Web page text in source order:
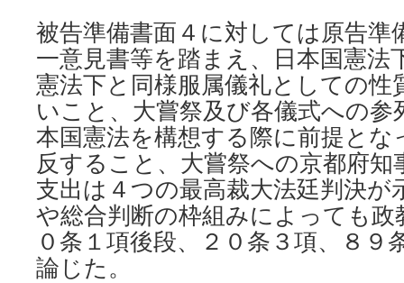
被告準備書面４に対しては原告準
一意見書等を踏まえ、日本国憲法
憲法下と同様服属儀礼としての
いこと、大嘗祭及び各儀式への参
本国憲法を構想する際に前提とな
反すること、大嘗祭への京都府
支出は４つの最高裁大法廷判決が
や総合判断の枠組みによっても政
０条１項後段、２０条３項、８９
論じた。